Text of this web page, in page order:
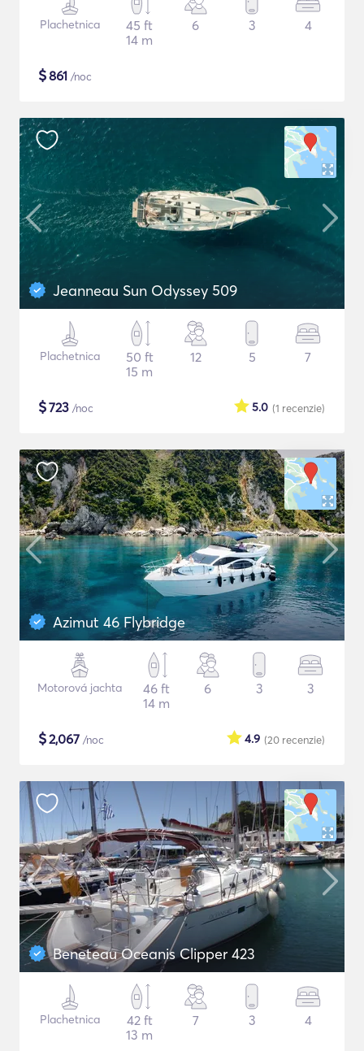
Plachetnica
45 ft
14 m
6 3 4
$861 /noc
Jeanneau Sun Odyssey 509
Plachetnica
50 ft
15 m
12 5 7
$723 /noc (1 recenzie)
5.0
Azimut 46 Flybridge
Motorová jachta
46 ft
14 m
6 3 3
$2,067 /noc (20 recenzie)
4.9
Beneteau Oceanis Clipper 423
Plachetnica
42 ft
13 m
7 3 4